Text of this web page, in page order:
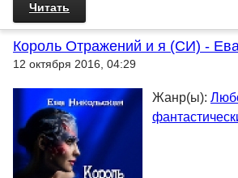
Читать
Король Отражений и я (СИ) -
12 октября 2016, 04:29
Жанр(ы):